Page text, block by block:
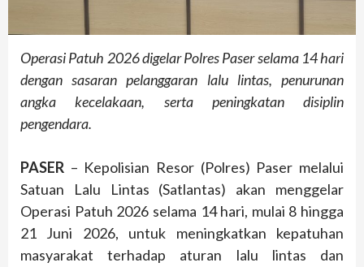
Operasi Patuh 2026 digelar Polres Paser selama 14 hari
dengan sasaran pelanggaran lalu lintas, penurunan
angka kecelakaan, serta peningkatan disiplin
pengendara.
PASER – Kepolisian Resor (Polres) Paser melalui
Satuan Lalu Lintas (Satlantas) akan menggelar
Operasi Patuh 2026 selama 14 hari, mulai 8 hingga
21 Juni 2026, untuk meningkatkan kepatuhan
masyarakat terhadap aturan lalu lintas dan